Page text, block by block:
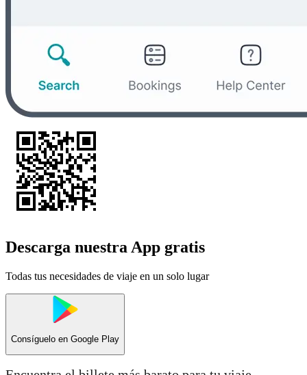
Descarga nuestra App gratis
Todas tus necesidades de viaje en un solo lugar
Consíguelo en Google Play